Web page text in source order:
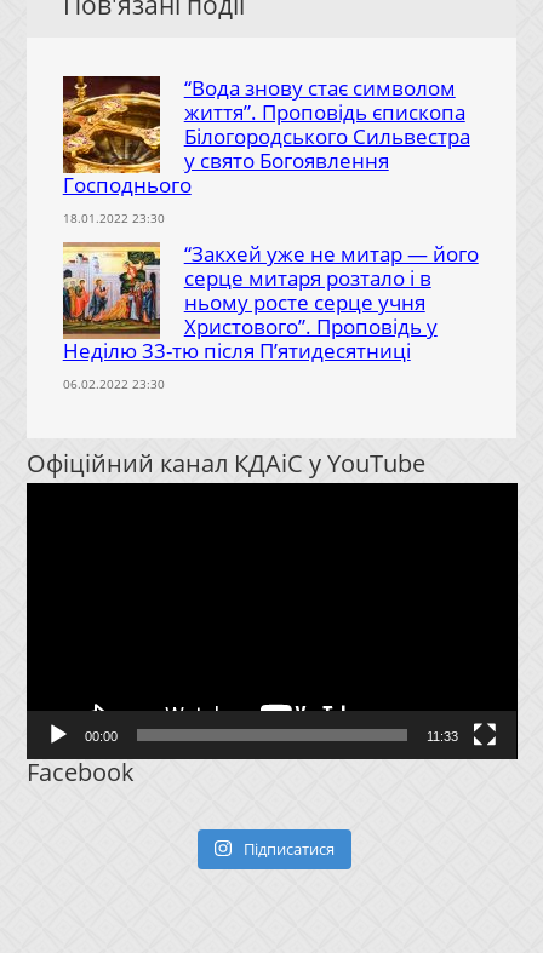
“Вода знову стає символом
життя”. Проповідь єпископа
Білогородського Сильвестра
у свято Богоявлення
Господнього
18.01.2022 23:30
“Закхей уже не митар — його
серце митаря розтало і в
ньому росте серце учня
Христового”. Проповідь у
Неділю 33-тю після П’ятидесятниці
06.02.2022 23:30
Офіційний канал КДАіС у YouTube
Відеопрогравач
00:00 11:33
Facebook
Підписатися